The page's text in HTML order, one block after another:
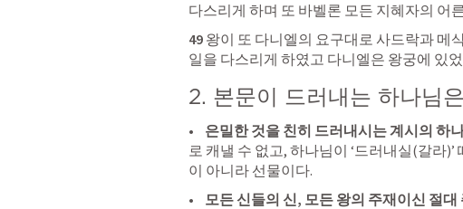
다스리게 하며 또 바벨론 모든 지혜자의 어
49 왕이 또 다니엘의 요구대로 사드락과 메
일을 다스리게 하였고 다니엘은 왕궁에 있
2. 본문이 드러내는 하나님
• 은밀한 것을 친히 드러내시는 계시의 하
로 캐낼 수 없고, 하나님이 ‘드러내실(갈라
이 아니라 선물이다.
• 모든 신들의 신, 모든 왕의 주재이신 절대